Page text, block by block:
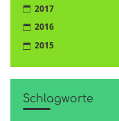
2017
2016
2015
Schlagworte